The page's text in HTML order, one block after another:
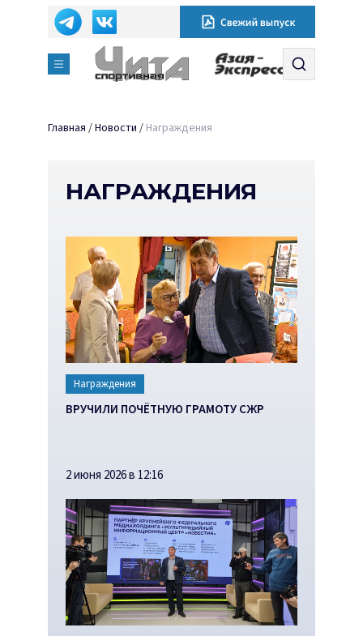
Главная /Новости / Награждения
НАГРАЖДЕНИЯ
Награждения
ВРУЧИЛИ ПОЧЁТНУЮ ГРАМОТУ СЖР
2 июня 2026 в 12:16